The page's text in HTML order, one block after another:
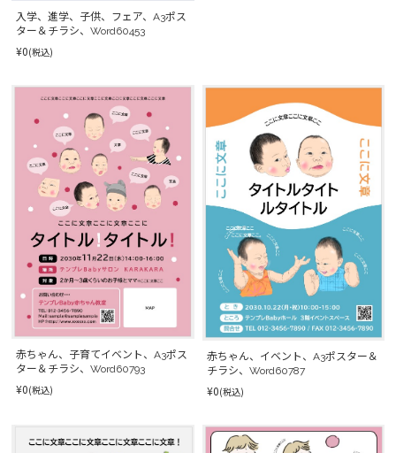
入学、進学、子供、フェア、A3ポス
ター＆チラシ、Word60453
¥0(税込)
赤ちゃん、子育てイベント、A3ポス
ター＆チラシ、Word60793
¥0(税込)
赤ちゃん、イベント、A3ポスター＆
チラシ、Word60787
¥0(税込)